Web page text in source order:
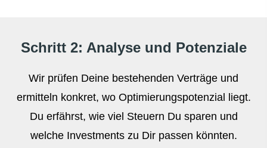
Schritt 2: Analyse und Potenziale
Wir prüfen Deine bestehenden Verträge und
ermitteln konkret, wo Optimierungspotenzial liegt.
Du erfährst, wie viel Steuern Du sparen und
welche Investments zu Dir passen könnten.